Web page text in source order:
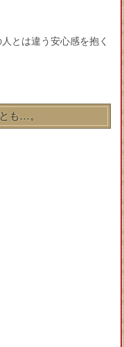
とは違う安心感を抱く
も…。